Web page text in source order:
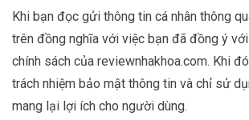
Khi bạn đọc gửi thông tin cá nhân thông
trên đồng nghĩa với việc bạn đã đồng ý
chính sách của reviewnhakhoa.com. Khi
trách nhiệm bảo mật thông tin và chỉ sử
mang lại lợi ích cho người dùng.